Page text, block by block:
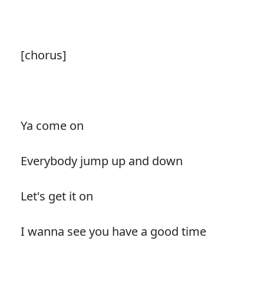
[chorus]
Ya come on
Everybody jump up and down
Let's get it on
I wanna see you have a good time